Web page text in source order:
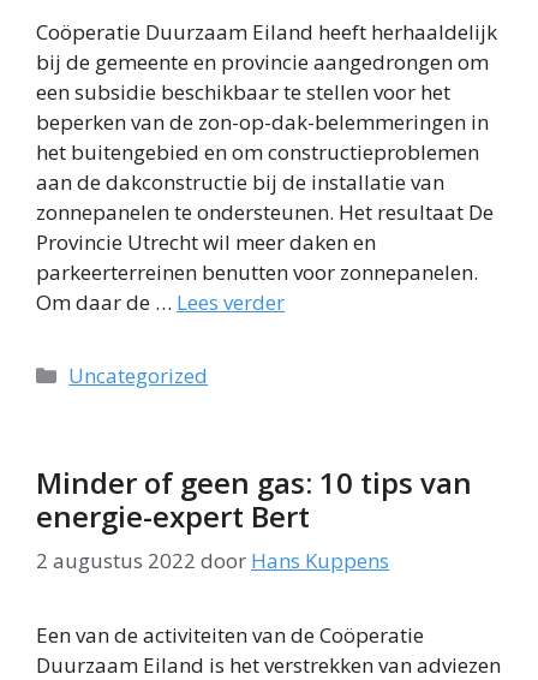
Coöperatie Duurzaam Eiland heeft herhaaldelijk
bij de gemeente en provincie aangedrongen om
een subsidie beschikbaar te stellen voor het
beperken van de zon-op-dak-belemmeringen in
het buitengebied en om constructieproblemen
aan de dakconstructie bij de installatie van
zonnepanelen te ondersteunen. Het resultaat De
Provincie Utrecht wil meer daken en
parkeerterreinen benutten voor zonnepanelen.
Om daar de … Lees verder
Categorieën
Uncategorized
Minder of geen gas: 10 tips van
energie-expert Bert
2 augustus 2022 door Hans Kuppens
Een van de activiteiten van de Coöperatie
Duurzaam Eiland is het verstrekken van adviezen